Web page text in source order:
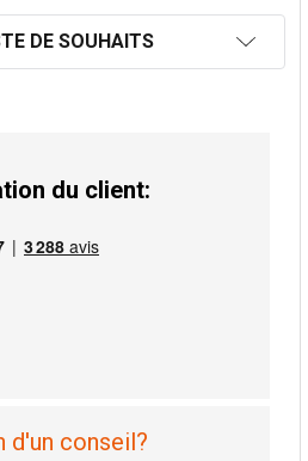
DE SOUHAITS
du client:
d'un conseil?